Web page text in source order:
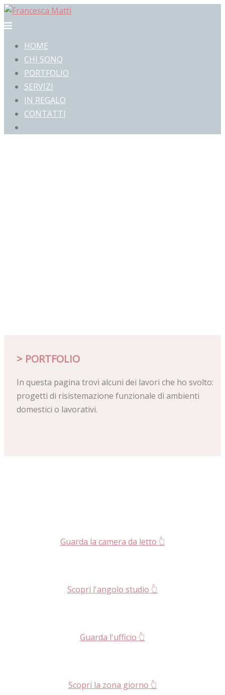
Vai
al
Mostra/Nascondi
HOME
CHI SONO
PORTFOLIO
SERVIZI
IN REGALO
CONTATTI
> PORTFOLIO
In questa pagina trovi alcuni dei lavori che ho svolto:
progetti di risistemazione funzionale di ambienti
domestici o lavorativi.
Guarda la camera da letto 👆
Scopri l'angolo studio 👆
Guarda l'ufficio 👆
Scopri la zona giorno 👆